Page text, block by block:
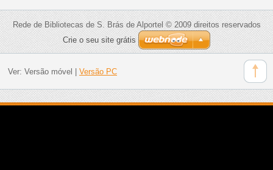
Rede de Bibliotecas de S. Brás de Alportel © 2009 direitos reservados
Crie o seu site grátis
Ver: Versão móvel Versão PC